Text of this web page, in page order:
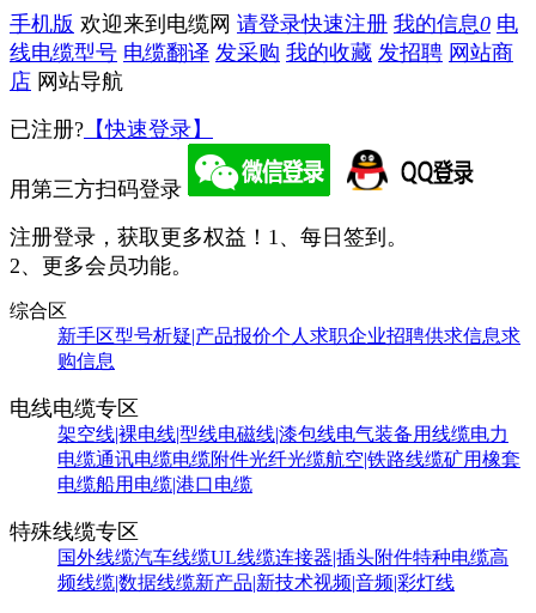
手机版 欢迎来到电缆网 请登录快速注册 我的信息0 电
线电缆型号 电缆翻译 发采购 我的收藏 发招聘 网站商
店 网站导航
已注册? 【快速登录】
用第三方扫码登录
注册登录，获取更多权益！ 1、每日签到。
2、更多会员功能。
综合区
新手区型号析疑|产品报价个人求职企业招聘供求信息求
购信息
电线电缆专区
架空线|裸电线|型线电磁线|漆包线电气装备用线缆电力
电缆通讯电缆电缆附件光纤光缆航空|铁路线缆矿用橡套
电缆船用电缆|港口电缆
特殊线缆专区
国外线缆汽车线缆UL线缆连接器|插头附件特种电缆高
频线缆|数据线缆新产品|新技术视频|音频|彩灯线